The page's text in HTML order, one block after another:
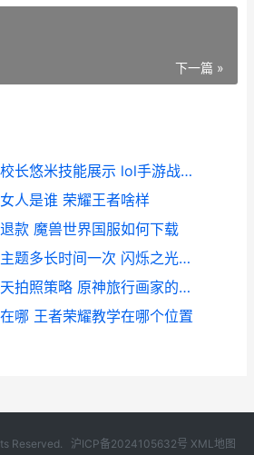
下一篇 »
英雄联盟手游战斗校长悠米技能展示 lol手游战斗校长悠米技能怎么样
人是谁 荣耀王者啥样
款 魔兽世界国服如何下载
闪烁之光集结活动主题多长时间一次 闪烁之光集结是什么意思
原神画外旅照第七天拍照策略 原神旅行画家的画笔
哪 王者荣耀教学在哪个位置
Reserved. 沪ICP备2024105632号 XML地图